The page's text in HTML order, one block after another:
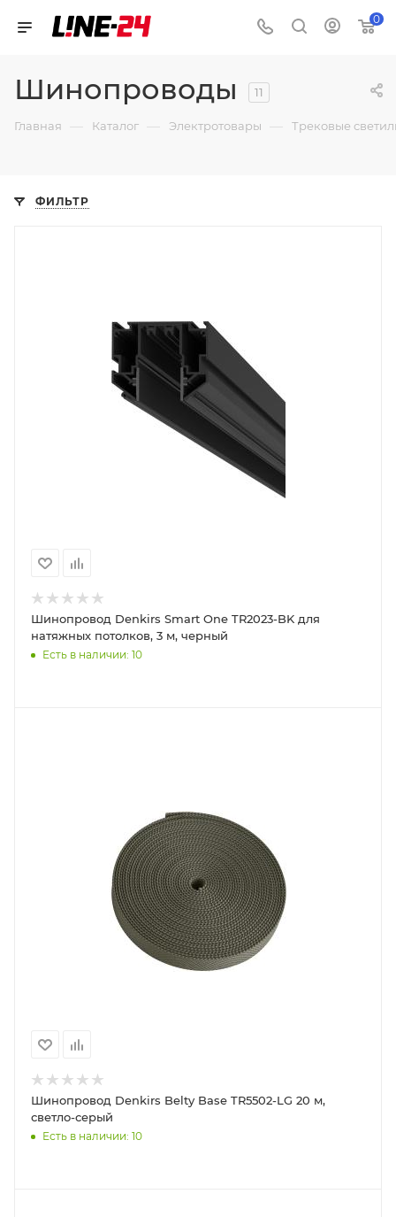
0
Шинопроводы 11
Главная — Каталог — Электротовары — Трековые
ФИЛЬТР
Шинопровод Denkirs Smart One TR2023-BK для
натяжных потолков, 3 м, черный
Есть в наличии: 10
Шинопровод Denkirs Belty Base TR5502-LG 20 м,
светло-серый
Есть в наличии: 10